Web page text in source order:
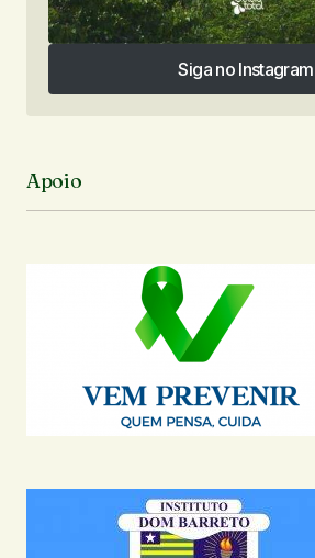
Siga no Instagram
Siga no Instagram
Apoio